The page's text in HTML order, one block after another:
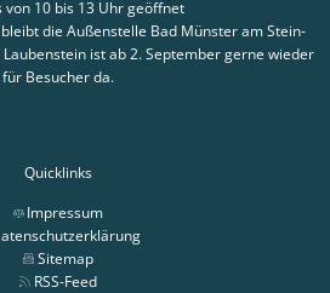
von 10 bis 13 Uhr geöffnet
die Außenstelle Bad Münster am Stein-
ist ab 2. September gerne wieder
für Besucher da.
Quicklinks
Impressum
Sitemap
RSS-Feed